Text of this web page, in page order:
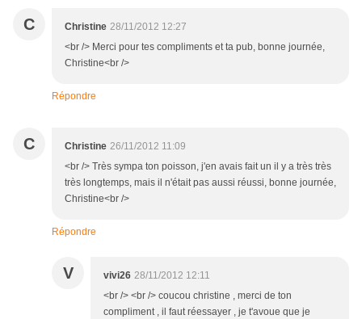
C Christine 28/11/2012 12:27
<br /> Merci pour tes compliments et ta pub, bonne journée,
Christine<br />
Répondre
C Christine 26/11/2012 11:09
<br /> Très sympa ton poisson, j'en avais fait un il y a très très
très longtemps, mais il n'était pas aussi réussi, bonne journée,
Christine<br />
Répondre
V vivi26 28/11/2012 12:11
<br /> <br /> coucou christine , merci de ton
compliment , il faut réessayer , je t'avoue que je